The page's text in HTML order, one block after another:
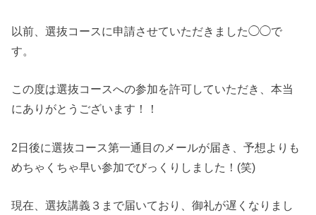
以前、選抜コースに申請させていただきました◯◯で
す。
この度は選抜コースへの参加を許可していただき、本当
にありがとうございます！！
2日後に選抜コース第一通目のメールが届き、予想よりも
めちゃくちゃ早い参加でびっくりしました！(笑)
現在、選抜講義３まで届いており、御礼が遅くなりまし